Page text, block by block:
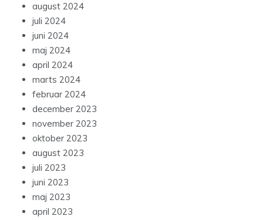
august 2024
juli 2024
juni 2024
maj 2024
april 2024
marts 2024
februar 2024
december 2023
november 2023
oktober 2023
august 2023
juli 2023
juni 2023
maj 2023
april 2023